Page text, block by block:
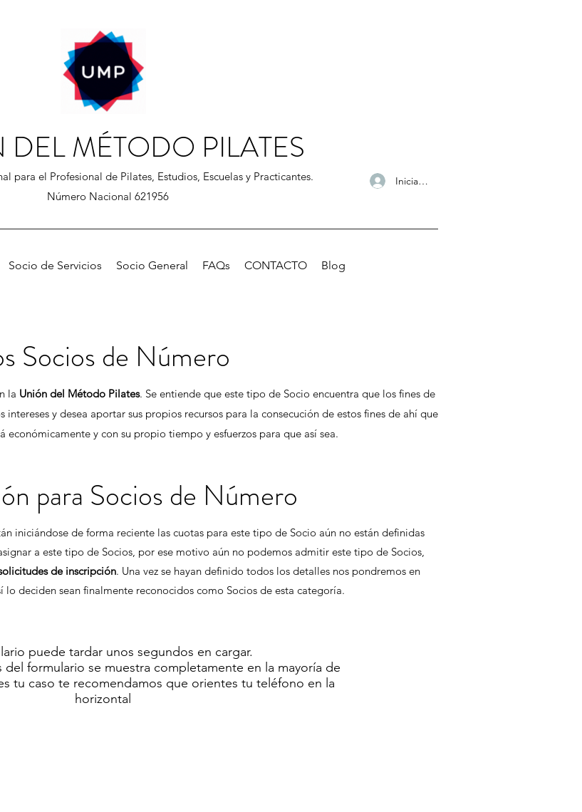
MÉTODO PILATES
para el Profesional de Pilates, Estudios, Escuelas y Practicantes.
Número Nacional 621956
Iniciar sesión
Socio de Servicios Socio General FAQs CONTACTO Blog
Socios de Número
la Unión del Método Pilates. Se entiende que este tipo de Socio encuentra que los fines de
y desea aportar sus propios recursos para la consecución de estos fines de ahí que
económicamente y con su propio tiempo y esfuerzos para que así sea.
para Socios de Número
iniciándose de forma reciente las cuotas para este tipo de Socio aún no están definidas
a este tipo de Socios, por ese motivo aún no podemos admitir este tipo de Socios,
de inscripción. Una vez se hayan definido todos los detalles nos pondremos en
deciden sean finalmente reconocidos como Socios de esta categoría.
puede tardar unos segundos en cargar.
formulario se muestra completamente en la mayoría de
tu caso te recomendamos que orientes tu teléfono en la
horizontal